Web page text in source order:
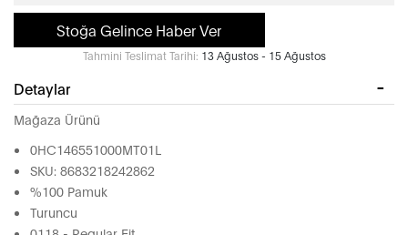
Stoğa Gelince Haber Ver
Tahmini Teslimat Tarihi: 13 Ağustos - 15 Ağustos
Detaylar
Mağaza Ürünü
0HC146551000MT01L
SKU: 8683218242862
%100 Pamuk
Turuncu